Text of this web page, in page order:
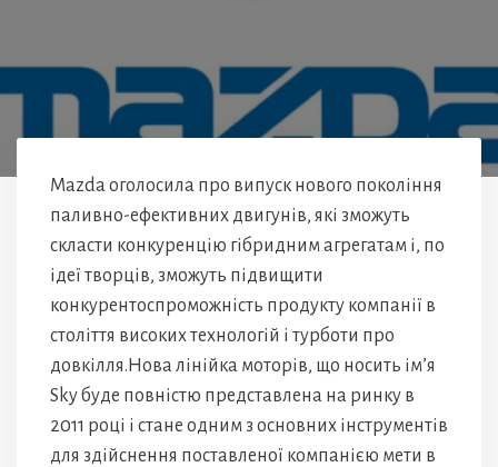
Mazda оголосила про випуск нового покоління
паливно-ефективних двигунів, які зможуть
скласти конкуренцію гібридним агрегатам і, по
ідеї творців, зможуть підвищити
конкурентоспроможність продукту компанії в
століття високих технологій і турботи про
довкілля.Нова лінійка моторів, що носить ім’я
Sky буде повністю представлена на ринку в
2011 році і стане одним з основних інструментів
для здійснення поставленої компанією мети в